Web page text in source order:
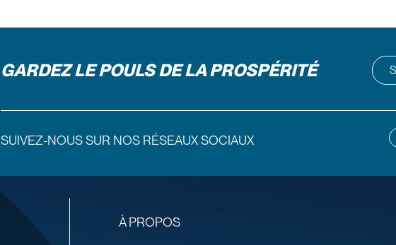
GARDEZ LE POULS DE LA PROSPÉRITÉ
SUIVEZ-NOUS SUR NOS RÉSEAUX SOCIAUX
À PROPOS